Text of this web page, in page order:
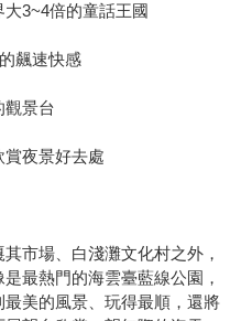
大3~4倍的童話王國
飆速快感
觀景台
賞夜景好去處
市場、白淺灘文化村之外，
最熱門的海雲臺藍線公園，
美的風景、玩得最順，還將